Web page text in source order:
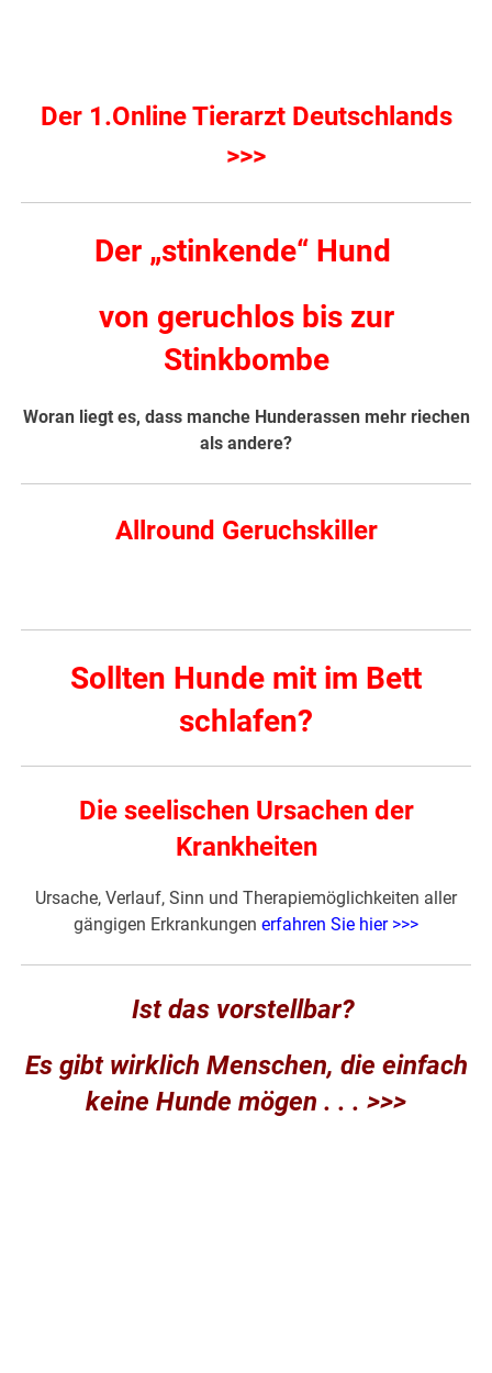
Der 1.Online Tierarzt Deutschlands
>>>
Der „stinkende“ Hund
von geruchlos bis zur
Stinkbombe
Woran liegt es, dass manche Hunderassen mehr riechen
als andere?
Allround Geruchskiller
Sollten Hunde mit im Bett
schlafen?
Die seelischen Ursachen der
Krankheiten
Ursache, Verlauf, Sinn und Therapiemöglichkeiten aller
gängigen Erkrankungen erfahren Sie hier >>>
Ist das vorstellbar?
Es gibt wirklich Menschen, die einfach
keine Hunde mögen . . . >>>